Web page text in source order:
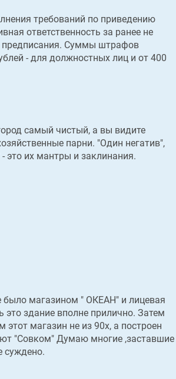
требований по приведению
ответственность за ранее не
предписания. Суммы штрафов
- для должностных лиц и от 400
самый чистый, а вы видите
парни. "Один негатив",
это их мантры и заклинания.
было магазином " ОКЕАН" и лицевая
это здание вполне прилично. Затем
магазин не из 90х, а построен
"Совком" Думаю многие ,заставшие
суждено.